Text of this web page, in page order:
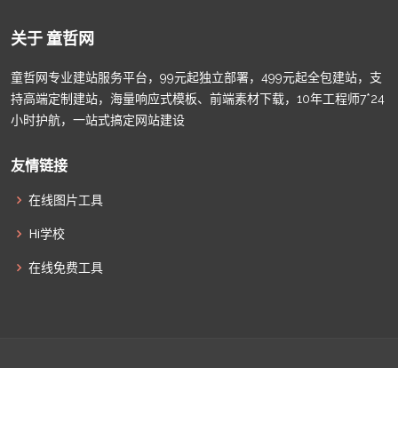
关于 童哲网
童哲网专业建站服务平台，99元起独立部署，499元起全包建站，支
持高端定制建站，海量响应式模板、前端素材下载，10年工程师7*24
小时护航，一站式搞定网站建设
友情链接
在线图片工具
Hi学校
在线免费工具